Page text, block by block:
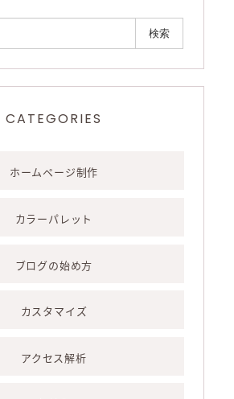
検索
CATEGORIES
ホームページ制作
カラーパレット
ブログの始め方
カスタマイズ
アクセス解析